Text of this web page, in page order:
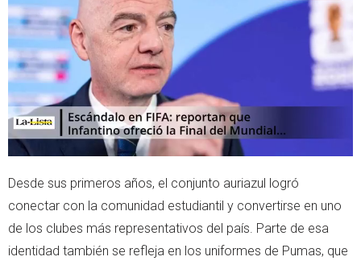
Desde sus primeros años, el conjunto auriazul logró
conectar con la comunidad estudiantil y convertirse en uno
de los clubes más representativos del país. Parte de esa
identidad también se refleja en los uniformes de Pumas, que